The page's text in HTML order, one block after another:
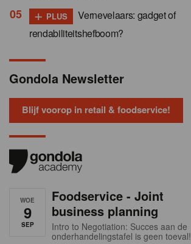
+ PLUS
Vernevelaars: gadget of
rendabiliteitshefboom?
Gondola Newsletter
Blijf voorop in retail & foodservice!
WOE
9
SEP
Foodservice - Joint
business planning
Intro to Negotiation: Succes aan de
onderhandelingstafel is geen toeval!